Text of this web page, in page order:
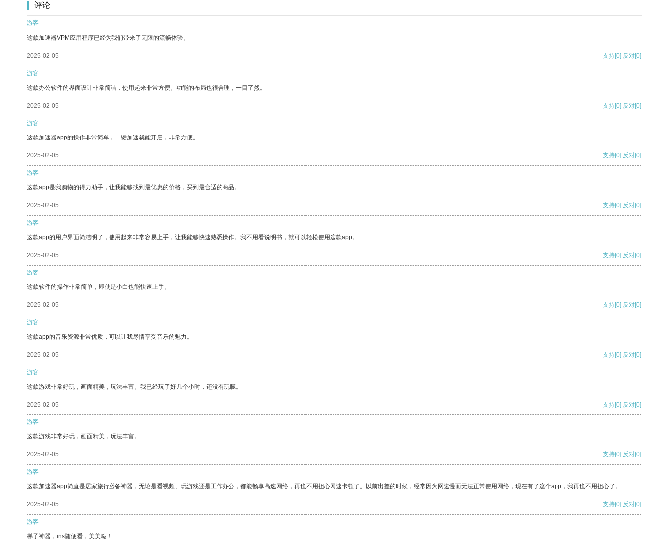
评论
游客
这款加速器VPM应用程序已经为我们带来了无限的流畅体验。
2025-02-05 支持[0] 反对[0]
游客
这款办公软件的界面设计非常简洁，使用起来非常方便。功能的布局也很合理，一目了然。
2025-02-05 支持[0] 反对[0]
游客
这款加速器app的操作非常简单，一键加速就能开启，非常方便。
2025-02-05 支持[0] 反对[0]
游客
这款app是我购物的得力助手，让我能够找到最优惠的价格，买到最合适的商品。
2025-02-05 支持[0] 反对[0]
游客
这款app的用户界面简洁明了，使用起来非常容易上手，让我能够快速熟悉操作。我不用看说明书，就可以轻松使用这款app。
2025-02-05 支持[0] 反对[0]
游客
这款软件的操作非常简单，即使是小白也能快速上手。
2025-02-05 支持[0] 反对[0]
游客
这款app的音乐资源非常优质，可以让我尽情享受音乐的魅力。
2025-02-05 支持[0] 反对[0]
游客
这款游戏非常好玩，画面精美，玩法丰富。我已经玩了好几个小时，还没有玩腻。
2025-02-05 支持[0] 反对[0]
游客
这款游戏非常好玩，画面精美，玩法丰富。
2025-02-05 支持[0] 反对[0]
游客
这款加速器app简直是居家旅行必备神器，无论是看视频、玩游戏还是工作办公，都能畅享高速网络，再也不用担心网速卡顿了。以前出差的时候，经常因为网速慢而无法正常使用网络，现在有了这个app，我再也不用担心了。
2025-02-05 支持[0] 反对[0]
游客
梯子神器，ins随便看，美美哒！